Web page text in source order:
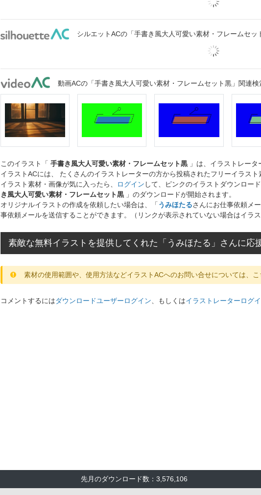
シルエットACの「手書き風大人可愛い素材・フレームセッ
動画ACの「手書き風大人可愛い素材・フレームセット黒」関連検
このイラスト「 手書き風大人可愛い素材・フレームセット黒 」は、イラストレータ
イラストACには、 たくさんのイラストレーターの方から投稿されたフリーイラス
イラスト素材・画像が気に入ったら、
ログイン して、ピンクのイラストダウンロー
き風大人可愛い素材・フレームセット黒 」のダウンロードが開始されます。
オリジナルイラストの作成を依頼したい場合は、「うみほたるさんにお仕事依頼メ
事依頼メールを送信することができます。（リンクが表示されていない場合はイラ
素敵な無料イラストを提供してくれた「うみほたる」さんに応
素材の使用範囲や、使用方法などイラストACへのお問い合せについては、
コメントするにはダウンロードユーザーログイン 、もしくはイラストレーターログ
先月のダウンロード数：3,576,106